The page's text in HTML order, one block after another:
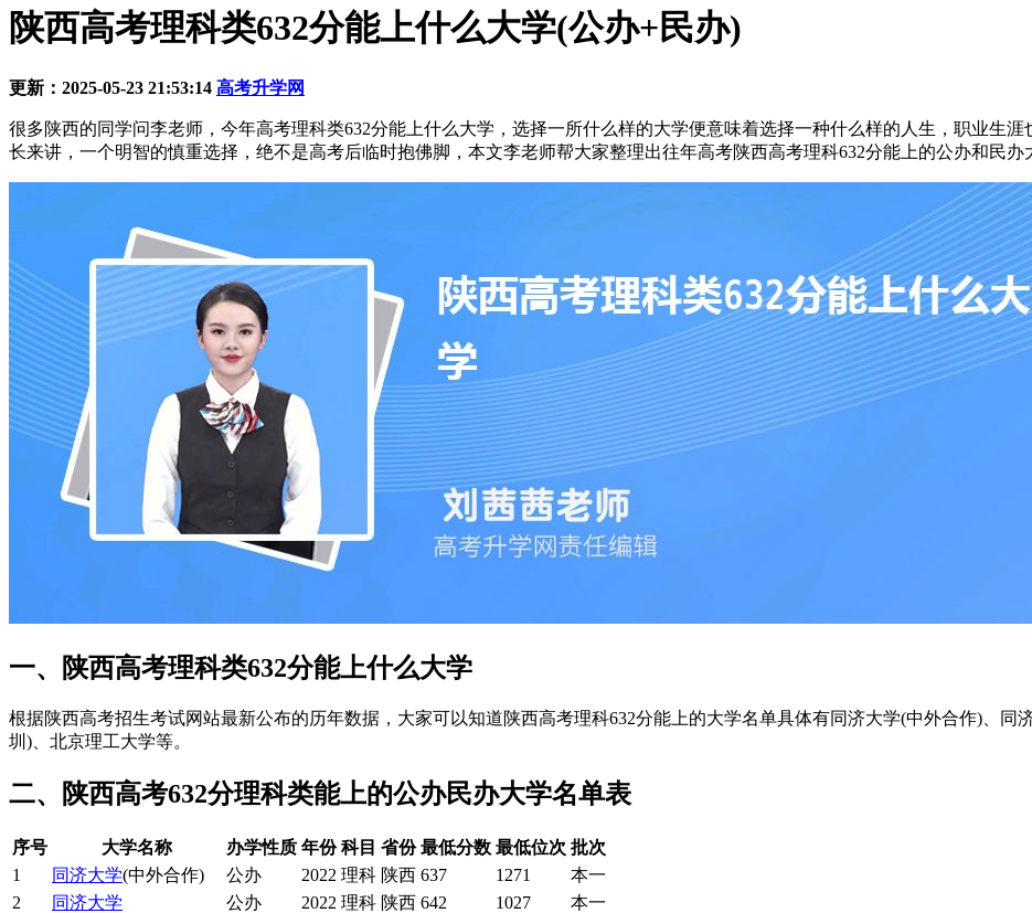
陕西高考理科类632分能上什么大学(公办+民办)
更新：2025-05-23 21:53:14 高考升学网
很多陕西的同学问李老师，今年高考理科类632分能上什么大学，选择一所什么样的大学便意味着选择一种什么样的人生，职业生
长来讲，一个明智的慎重选择，绝不是高考后临时抱佛脚，本文李老师帮大家整理出往年高考陕西高考理科632分能上的公办和民办
一、陕西高考理科类632分能上什么大学
根据陕西高考招生考试网站最新公布的历年数据，大家可以知道陕西高考理科632分能上的大学名单具体有同济大学(中外合作)、同
圳)、北京理工大学等。
二、陕西高考632分理科类能上的公办民办大学名单表
序号 大学名称 办学性质 年份 科目 省份 最低分数 最低位次 批次
1
同济大学(中外合作) 公办 2022 理科 陕西 637 1271
本一
2
同济大学 公办 2022 理科 陕西 642 1027
本一